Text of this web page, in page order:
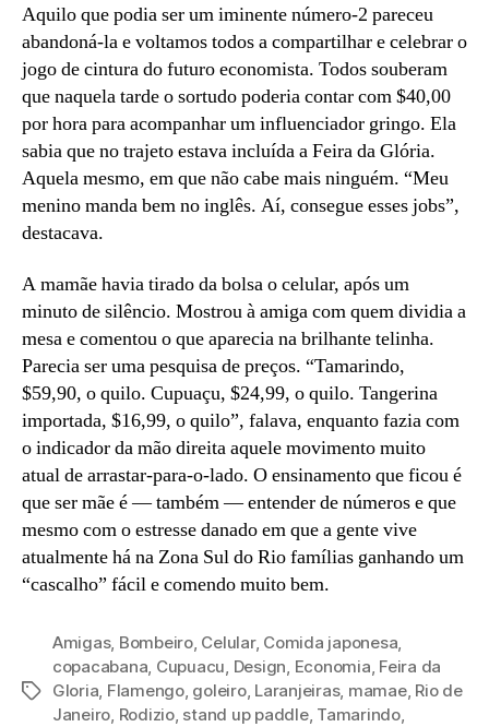
Aquilo que podia ser um iminente número-2 pareceu
abandoná-la e voltamos todos a compartilhar e celebrar o
jogo de cintura do futuro economista. Todos souberam
que naquela tarde o sortudo poderia contar com $40,00
por hora para acompanhar um influenciador gringo. Ela
sabia que no trajeto estava incluída a Feira da Glória.
Aquela mesmo, em que não cabe mais ninguém. “Meu
menino manda bem no inglês. Aí, consegue esses jobs”,
destacava.
A mamãe havia tirado da bolsa o celular, após um
minuto de silêncio. Mostrou à amiga com quem dividia a
mesa e comentou o que aparecia na brilhante telinha.
Parecia ser uma pesquisa de preços. “Tamarindo,
$59,90, o quilo. Cupuaçu, $24,99, o quilo. Tangerina
importada, $16,99, o quilo”, falava, enquanto fazia com
o indicador da mão direita aquele movimento muito
atual de arrastar-para-o-lado. O ensinamento que ficou é
que ser mãe é — também — entender de números e que
mesmo com o estresse danado em que a gente vive
atualmente há na Zona Sul do Rio famílias ganhando um
“cascalho” fácil e comendo muito bem.
Tags
Amigas, Bombeiro, Celular, Comida japonesa,
copacabana, Cupuacu, Design, Economia, Feira da
Gloria, Flamengo, goleiro, Laranjeiras, mamae, Rio de
Janeiro, Rodizio, stand up paddle, Tamarindo,